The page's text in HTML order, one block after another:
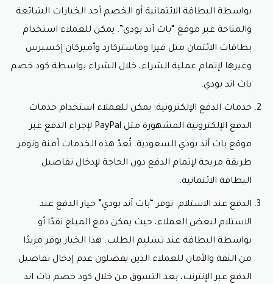
بواسطة البطاقة الائتمانية أو الخصم أحد الخيارات الشائعة
والمتاحة عبر موقع “باث آند بودي”. يمكن للعملاء استخدام
بطاقات الائتمان مثل فيزا وماستركارد وأميركان إكسبرس
وغيرها لإتمام عملية الشراء، خلال الشراء بواسطة كود خصم
باث اند بودي.
خدمات الدفع الإلكترونية: يمكن للعملاء استخدام خدمات
الدفع الإلكترونية المشهورة مثل PayPal لإجراء الدفع عبر
موقع باث آند بودي السعودية. تُعدّ هذه الخدمات آمنة وتوفر
طريقة مريحة لإتمام الدفع دون الحاجة لإدخال تفاصيل
البطاقة الائتمانية.
الدفع عند الاستلام: توفر “باث آند بودي” خيار الدفع عند
الاستلام لبعض العملاء، حيث يمكن دفع المبلغ نقدًا أو
بواسطة البطاقة عند تسليم الطلب. هذا الخيار يوفر مزيدًا
من الثقة والأمان للعملاء الذين يفضلون عدم إدخال تفاصيل
الدفع عبر الإنترنت، بعد التسوق من خلال كود خصم باث اند